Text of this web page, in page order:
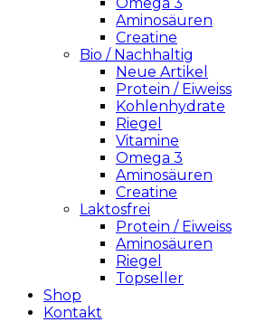
Aminosäuren
Creatine
Bio / Nachhaltig
Neue Artikel
Protein / Eiweiss
Kohlenhydrate
Riegel
Vitamine
Omega 3
Aminosäuren
Creatine
Laktosfrei
Protein / Eiweiss
Aminosäuren
Riegel
Topseller
Shop
Kontakt